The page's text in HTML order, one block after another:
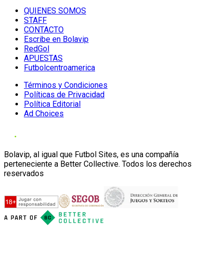
QUIENES SOMOS
STAFF
CONTACTO
Escribe en Bolavip
RedGol
APUESTAS
Futbolcentroamerica
Términos y Condiciones
Políticas de Privacidad
Política Editorial
Ad Choices
Bolavip, al igual que Futbol Sites, es una compañía
perteneciente a Better Collective. Todos los derechos
reservados